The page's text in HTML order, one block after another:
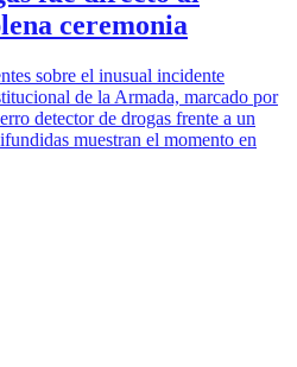
ceremonia
sobre el inusual incidente
de la Armada, marcado por
detector de drogas frente a un
muestran el momento en